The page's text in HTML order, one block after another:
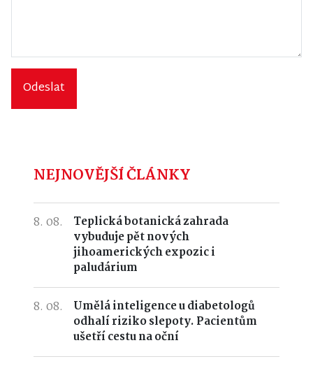
Odeslat
NEJNOVĚJŠÍ ČLÁNKY
8. 08.
Teplická botanická zahrada
vybuduje pět nových
jihoamerických expozic i
paludárium
8. 08.
Umělá inteligence u diabetologů
odhalí riziko slepoty. Pacientům
ušetří cestu na oční